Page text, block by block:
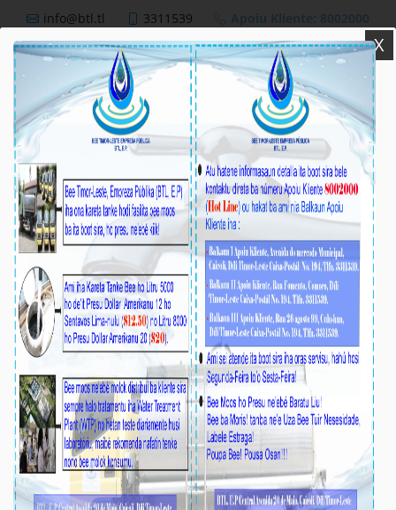
info@btl.tl 3311539 Apoiu Kliente: 8002000
BTL,E.P
Nutisia
𝐁𝐓𝐋,𝐄.𝐏 𝐎𝐛𝐬𝐞𝐫𝐯𝐚 & 𝐊𝐨𝐨𝐫𝐝𝐞𝐧𝐚 𝐡𝐨 𝐊𝐨𝐦𝐩𝐚𝐧̃𝐢𝐚
𝐈𝐦𝐩𝐥𝐞𝐦𝐞𝐧𝐭𝐚𝐝𝐨́𝐫 𝐀𝐭𝐮 𝐀𝐬𝐞𝐠𝐮𝐫𝐚 𝐒𝐢𝐬𝐭𝐞𝐦𝐚 𝐊𝐚𝐧𝐚𝐥𝐢𝐳𝐚𝐬𝐚𝐮𝐧
𝐁𝐞𝐞 𝐢𝐡𝐚 𝐏𝐨𝐧𝐭𝐞 𝐌𝐚𝐮𝐟𝐞𝐥𝐨
Média_BTL, E.P 11-Febreiru-2026
X